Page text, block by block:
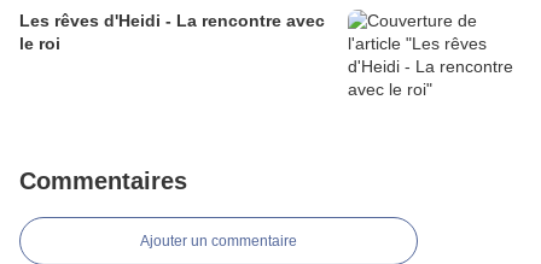
Les rêves d'Heidi - La rencontre avec
le roi
Commentaires
Ajouter un commentaire